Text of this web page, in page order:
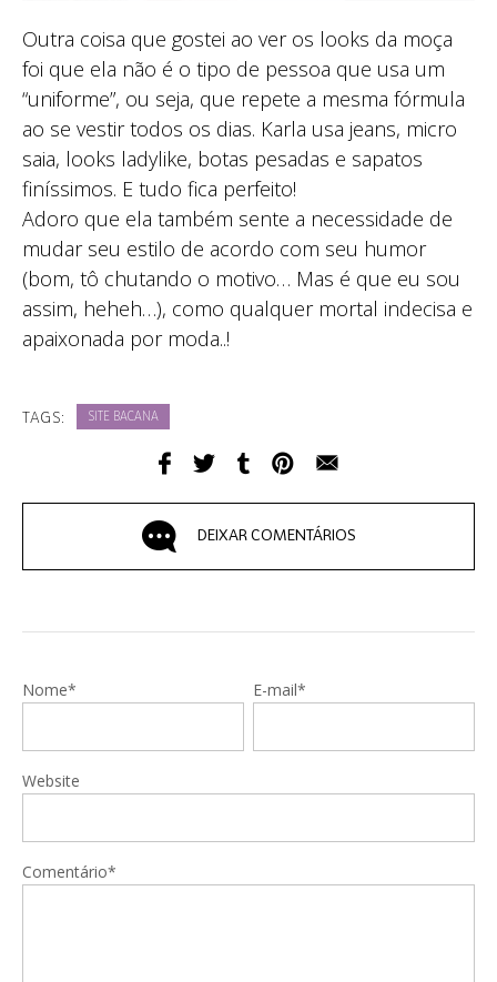
Outra coisa que gostei ao ver os looks da moça
foi que ela não é o tipo de pessoa que usa um
“uniforme”, ou seja, que repete a mesma fórmula
ao se vestir todos os dias. Karla usa jeans, micro
saia, looks ladylike, botas pesadas e sapatos
finíssimos. E tudo fica perfeito!
Adoro que ela também sente a necessidade de
mudar seu estilo de acordo com seu humor
(bom, tô chutando o motivo… Mas é que eu sou
assim, heheh…), como qualquer mortal indecisa e
apaixonada por moda..!
TAGS: SITE BACANA
DEIXAR COMENTÁRIOS
Nome* E-mail*
Website
Comentário*